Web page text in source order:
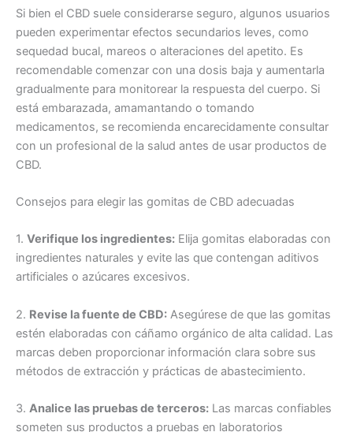
Si bien el CBD suele considerarse seguro, algunos usuarios
pueden experimentar efectos secundarios leves, como
sequedad bucal, mareos o alteraciones del apetito. Es
recomendable comenzar con una dosis baja y aumentarla
gradualmente para monitorear la respuesta del cuerpo. Si
está embarazada, amamantando o tomando
medicamentos, se recomienda encarecidamente consultar
con un profesional de la salud antes de usar productos de
CBD.
Consejos para elegir las gomitas de CBD adecuadas
1. Verifique los ingredientes: Elija gomitas elaboradas con
ingredientes naturales y evite las que contengan aditivos
artificiales o azúcares excesivos.
2. Revise la fuente de CBD: Asegúrese de que las gomitas
estén elaboradas con cáñamo orgánico de alta calidad. Las
marcas deben proporcionar información clara sobre sus
métodos de extracción y prácticas de abastecimiento.
3. Analice las pruebas de terceros: Las marcas confiables
someten sus productos a pruebas en laboratorios